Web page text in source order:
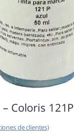
Coloris 121P
de clientes)